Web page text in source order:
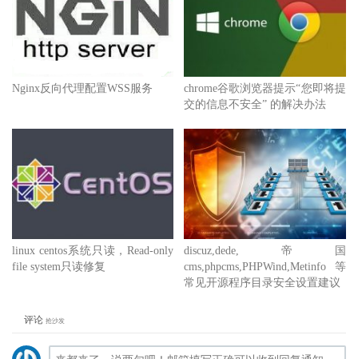
Nginx反向代理配置WSS服务
chrome谷歌浏览器提示“您即将提
交的信息不安全” 的解决办法
linux centos系统只读，Read-only
file system只读修复
discuz,dede,帝国
cms,phpcms,PHPWind,Metinfo等
常见开源程序目录安全设置建议
评论 抢沙发